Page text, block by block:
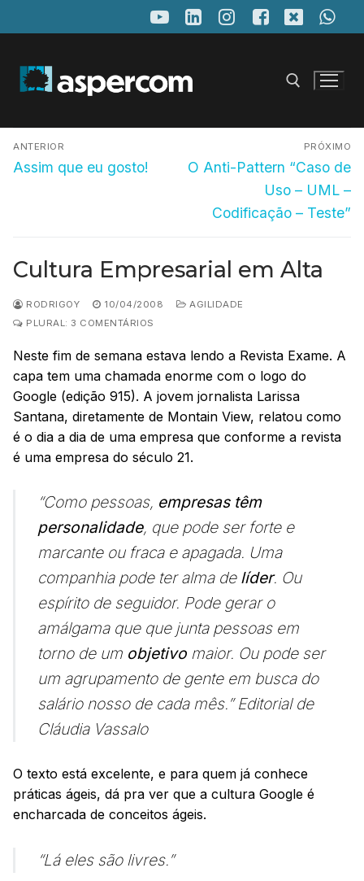
para
conteúdo
Pesquisar por:
Navegação
de
ANTERIOR
Post
Assim que eu gosto!
PRÓXIMO
Próximo
O Anti-Pattern “Caso de
Uso – UML –
Codificação – Teste”
Cultura Empresarial em Alta
RODRIGOY 10/04/2008
AGILIDADE
PLURAL: 3 COMENTÁRIOS
Neste fim de semana estava lendo a Revista Exame. A
capa tem uma chamada enorme com o logo do
Google (edição 915). A jovem jornalista Larissa
Santana, diretamente de Montain View, relatou como
é o dia a dia de uma empresa que conforme a revista
é uma empresa do século 21.
“Como pessoas, empresas têm
personalidade, que pode ser forte e
marcante ou fraca e apagada. Uma
companhia pode ter alma de líder. Ou
espírito de seguidor. Pode gerar o
amálgama que que junta pessoas em
torno de um objetivo maior. Ou pode ser
um agrupamento de gente em busca do
salário nosso de cada mês.” Editorial de
Cláudia Vassalo
O texto está excelente, e para quem já conhece
práticas ágeis, dá pra ver que a cultura Google é
encharcada de conceitos ágeis.
“Lá eles são livres.”